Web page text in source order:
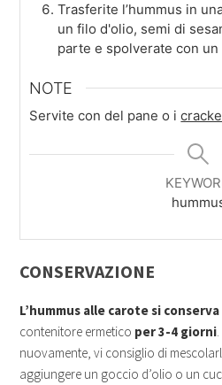
Trasferite l’hummus in
un filo d'olio, semi di
parte e spolverate con un
NOTE
Servite con del pane o i
CONSERVAZIONE
L’hummus alle carote si
contenitore ermetico per 3-4 giorni
nuovamente, vi consiglio di
aggiungere un goccio d’olio o un